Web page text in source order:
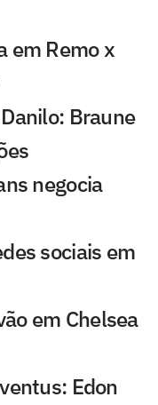
em Remo x
Braune
negocia
sociais em
em Chelsea
Edon